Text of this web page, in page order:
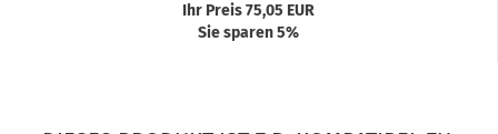
Ihr Preis 75,05 EUR
Sie sparen 5%